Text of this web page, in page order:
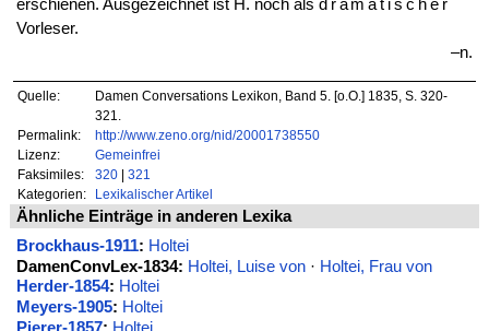
erschienen. Ausgezeichnet ist H. noch als dramatischer
Vorleser.
–n.
Quelle:
Damen Conversations Lexikon, Band 5. [o.O.] 1835, S. 320-
321.
Permalink:
http://www.zeno.org/nid/20001738550
Lizenz:
Gemeinfrei
Faksimiles:
320| 321
Kategorien:
Lexikalischer Artikel
Ähnliche Einträge in anderen Lexika
Brockhaus-1911: Holtei
DamenConvLex-1834: Holtei, Luise von· Holtei, Frau von
Herder-1854: Holtei
Meyers-1905: Holtei